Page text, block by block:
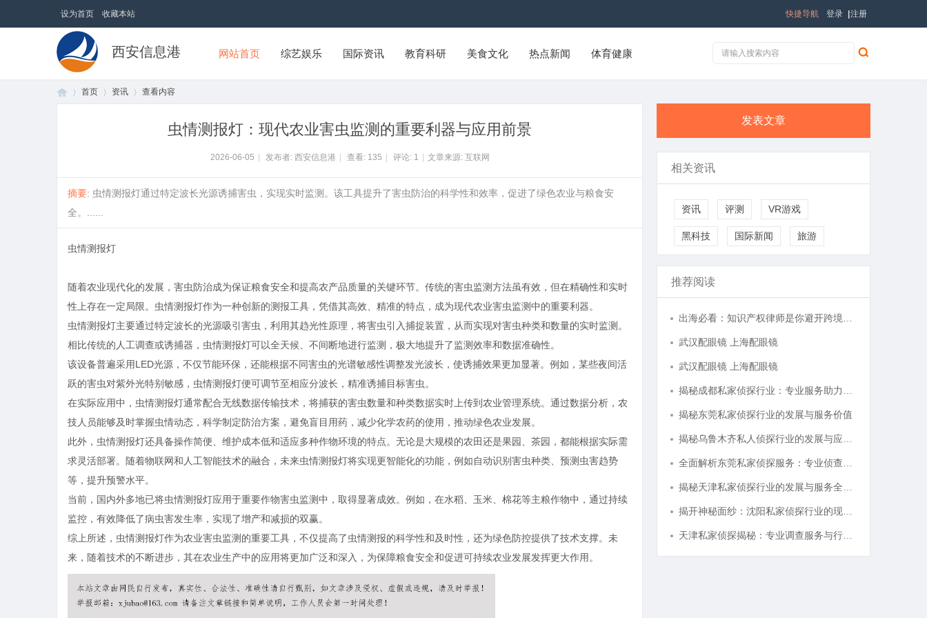
设为首页 收藏本站 登录 注册
快捷导航
西安信息港 网站首页 综艺娱乐 国际资讯 教育科研 美食文化 热点新闻 体育健康
首页 资讯 查看内容
虫情测报灯：现代农业害虫监测的重要利器与应用前景
2026-06-05 发布者: 西安信息港 查看: 135 评论: 1 文章来源: 互联网
摘要: 虫情测报灯通过特定波长光源诱捕害虫，实现实时监测。该工具提升了害虫防治的科学性和效率，促进了绿色农业与粮食安
全。......
虫情测报灯
随着农业现代化的发展，害虫防治成为保证粮食安全和提高农产品质量的关键环节。传统的害虫监测方法虽有效，但在精确性和实时
性上存在一定局限。虫情测报灯作为一种创新的测报工具，凭借其高效、精准的特点，成为现代农业害虫监测中的重要利器。
虫情测报灯主要通过特定波长的光源吸引害虫，利用其趋光性原理，将害虫引入捕捉装置，从而实现对害虫种类和数量的实时监测。
相比传统的人工调查或诱捕器，虫情测报灯可以全天候、不间断地进行监测，极大地提升了监测效率和数据准确性。
该设备普遍采用LED光源，不仅节能环保，还能根据不同害虫的光谱敏感性调整发光波长，使诱捕效果更加显著。例如，某些夜间活
跃的害虫对紫外光特别敏感，虫情测报灯便可调节至相应分波长，精准诱捕目标害虫。
在实际应用中，虫情测报灯通常配合无线数据传输技术，将捕获的害虫数量和种类数据实时上传到农业管理系统。通过数据分析，农
技人员能够及时掌握虫情动态，科学制定防治方案，避免盲目用药，减少化学农药的使用，推动绿色农业发展。
此外，虫情测报灯还具备操作简便、维护成本低和适应多种作物环境的特点。无论是大规模的农田还是果园、茶园，都能根据实际需
求灵活部署。随着物联网和人工智能技术的融合，未来虫情测报灯将实现更智能化的功能，例如自动识别害虫种类、预测虫害趋势
等，提升预警水平。
当前，国内外多地已将虫情测报灯应用于重要作物害虫监测中，取得显著成效。例如，在水稻、玉米、棉花等主粮作物中，通过持续
监控，有效降低了病虫害发生率，实现了增产和减损的双赢。
综上所述，虫情测报灯作为农业害虫监测的重要工具，不仅提高了虫情测报的科学性和及时性，还为绿色防控提供了技术支撑。未
来，随着技术的不断进步，其在农业生产中的应用将更加广泛和深入，为保障粮食安全和促进可持续农业发展发挥更大作用。
发表文章
相关资讯
资讯 评测 VR游戏
黑科技 国际新闻 旅游
推荐阅读
武汉配眼镜 上海配眼镜
武汉配眼镜 上海配眼镜
揭秘东莞私家侦探行业的发展与服务价值